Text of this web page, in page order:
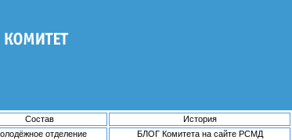
Состав История
отделение БЛОГ Комитета на сайте РСМД